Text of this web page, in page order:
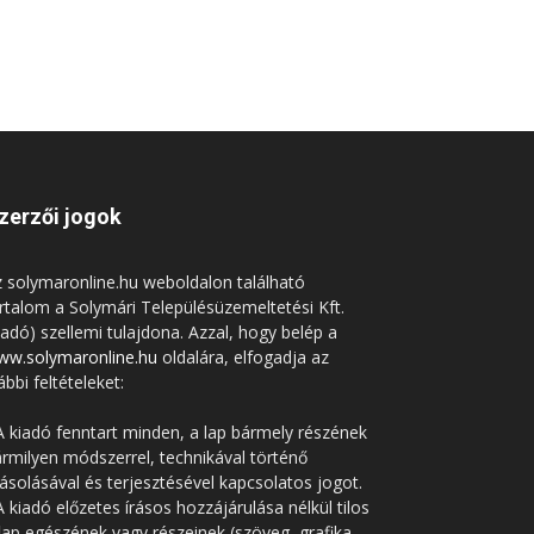
jogok
solymaronline.hu weboldalon található
a Solymári Településüzemeltetési Kft.
szellemi tulajdona. Azzal, hogy belép a
oldalára, elfogadja az
feltételeket:
kiadó fenntart minden, a lap bármely részének
módszerrel, technikával történő
és terjesztésével kapcsolatos jogot.
kiadó előzetes írásos hozzájárulása nélkül tilos